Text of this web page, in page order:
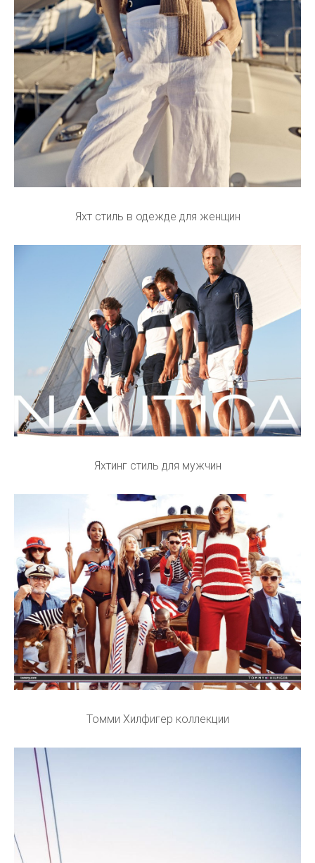
Яхт стиль в одежде для женщин
Яхтинг стиль для мужчин
Томми Хилфигер коллекции